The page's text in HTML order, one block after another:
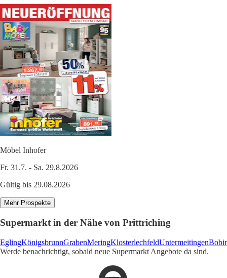
Möbel Inhofer
Fr. 31.7. - Sa. 29.8.2026
Gültig bis 29.08.2026
Mehr Prospekte
Supermarkt in der Nähe von Prittriching
EglingKönigsbrunnGrabenMeringKlosterlechfeldUntermeitingen
Werde benachrichtigt, sobald neue Supermarkt Angebote da sind.